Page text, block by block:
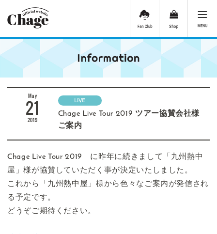
May
21
2019
LIVE
Chage Live Tour 2019 ツアー協賛会社様
ご案内
Chage Live Tour 2019 に昨年に続きまして「九州熱中
屋」様が協賛していただく事が決定いたしました。
これから「九州熱中屋」様から色々なご案内が発信され
る予定です。
どうぞご期待ください。